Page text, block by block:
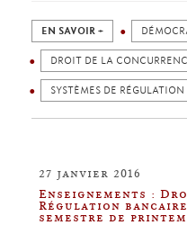
EN SAVOIR +
DROIT DE LA
SYSTÈMES DE RÉGULATION
27 janvier 2016
Enseignements :
Régulation
semestre de